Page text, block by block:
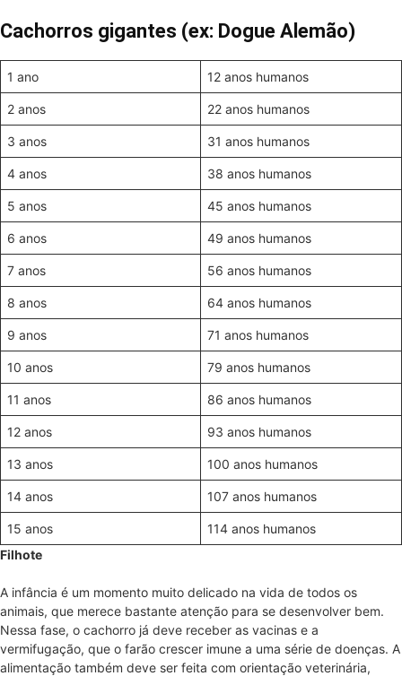
Cachorros gigantes (ex: Dogue Alemão)
1 ano 12 anos humanos
2 anos 22 anos humanos
3 anos 31 anos humanos
4 anos 38 anos humanos
5 anos 45 anos humanos
6 anos 49 anos humanos
7 anos 56 anos humanos
8 anos 64 anos humanos
9 anos 71 anos humanos
10 anos 79 anos humanos
11 anos 86 anos humanos
12 anos 93 anos humanos
13 anos 100 anos humanos
14 anos 107 anos humanos
15 anos
114 anos humanos
Filhote
A infância é um momento muito delicado na vida de todos os
animais, que merece bastante atenção para se desenvolver bem.
Nessa fase, o cachorro já deve receber as vacinas e a
vermifugação, que o farão crescer imune a uma série de doenças. A
alimentação também deve ser feita com orientação veterinária,